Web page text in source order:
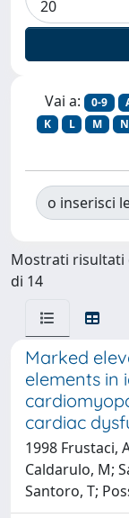
Vai a: 0-9
K
L M N
o inserisci
Mostrati risultati
di 14
Marked
elements in
cardiac
1998 Frustaci,
Caldarulo, M;
Santoro, T;